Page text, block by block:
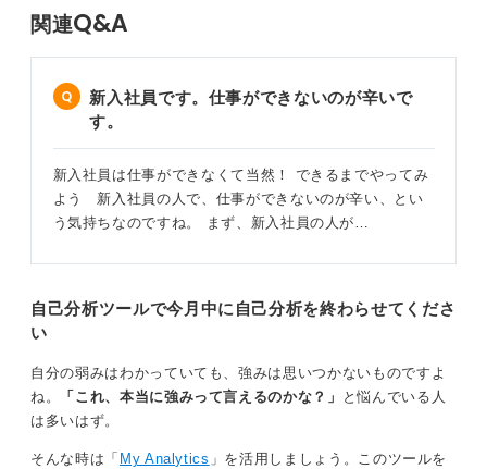
関連Q&A
新入社員です。仕事ができないのが辛いで
す。
新入社員は仕事ができなくて当然！ できるまでやってみ
よう 新入社員の人で、仕事ができないのが辛い、とい
う気持ちなのですね。 まず、新入社員の人が…
自己分析ツールで今月中に自己分析を終わらせてくださ
い
自分の弱みはわかっていても、強みは思いつかないものですよ
ね。
「これ、本当に強みって言えるのかな？」
と悩んでいる人
は多いはず。
そんな時は「 My Analytics 」を活用しましょう。このツールを